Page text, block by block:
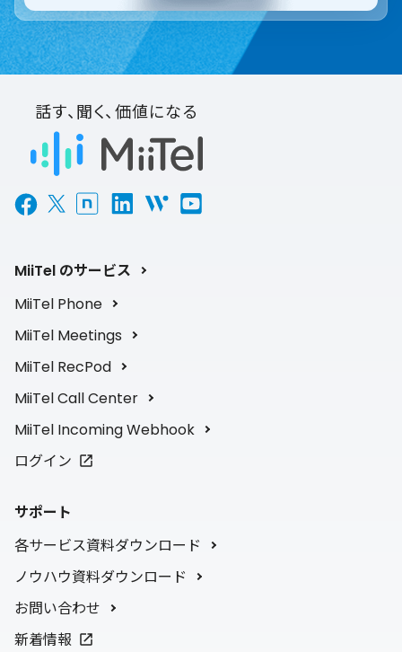
話す、聞く、価値になる
MiiTel のサービス
MiiTel Phone
MiiTel Meetings
MiiTel RecPod
MiiTel Call Center
MiiTel Incoming Webhook
ログイン
サポート
各サービス資料ダウンロード
ノウハウ資料ダウンロード
お問い合わせ
新着情報